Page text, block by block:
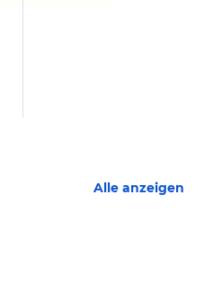
Alle anzeigen